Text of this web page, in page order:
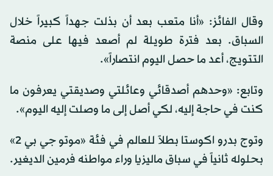
وقال الفائز: «أنا متعب بعد أن بذلت جهداً كبيراً خلال
السباق. بعد فترة طويلة لم أصعد فيها على منصة
التتويج، أعد ما حصل اليوم انتصاراً».
وتابع: «وحدهم أصدقائي وعائلتي وصديقتي يعرفون ما
كنت في حاجة إليه، لكي أصل إلى ما وصلت إليه اليوم».
وتوج بدرو اكوستا بطلاً للعالم في فئة «موتو جي بي 2»
بحلوله ثانياً في سباق ماليزيا وراء مواطنه فرمين الديغير.